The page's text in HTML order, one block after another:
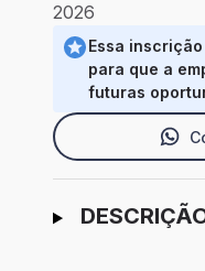
2026
Essa
para que a
futuras
Ir para candidatura